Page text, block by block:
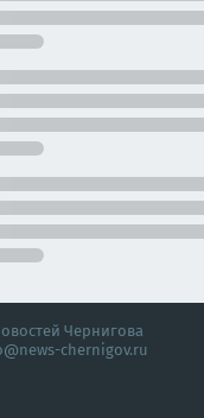
Чернигова
chernigov.ru